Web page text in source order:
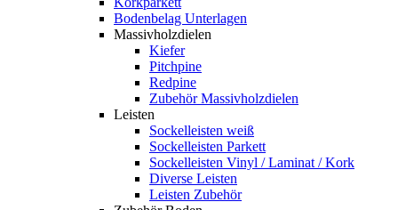
Bodenbelag Unterlagen
Massivholzdielen
Kiefer
Pitchpine
Redpine
Zubehör Massivholzdielen
Leisten
Sockelleisten weiß
Sockelleisten Parkett
Sockelleisten Vinyl / Laminat / Kork
Diverse Leisten
Leisten Zubehör